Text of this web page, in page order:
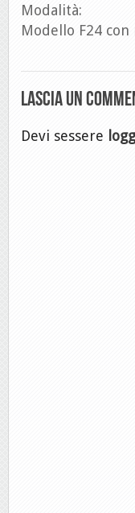
Modalità:
Modello F24
Lascia un
Devi sessere